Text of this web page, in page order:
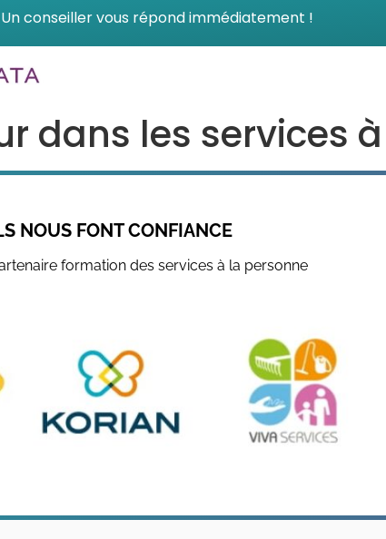
Un conseiller vous répond immédiatement !
dans les services
NOUS FONT CONFIANCE
formation des services à la personne